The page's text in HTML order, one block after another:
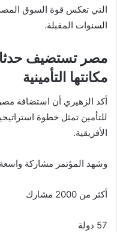
التي تعكس قوة السوق
السنوات المقبلة.
مصر تستضيف حدثا
مكانتها التأمينية
للتأمين تمثل خطوة
الأفريقية.
وشهد المؤتمر مشاركة
أكثر من 2000 مشارك
57 دولة